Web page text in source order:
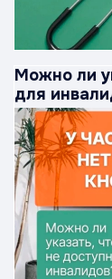
Можно ли
для